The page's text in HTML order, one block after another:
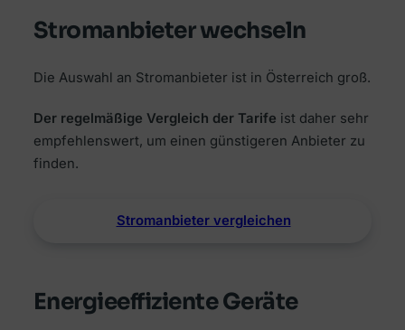
Stromanbieter wechseln
Die Auswahl an Stromanbieter ist in Österreich groß.
Der regelmäßige Vergleich der Tarife ist daher sehr
empfehlenswert, um einen günstigeren Anbieter zu
finden.
Stromanbieter vergleichen
Energieeffiziente Geräte